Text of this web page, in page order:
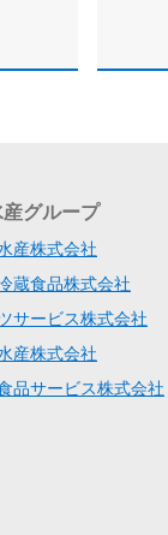
産グループ
産株式会社
蔵食品株式会社
サービス株式会社
産株式会社
品サービス株式会社